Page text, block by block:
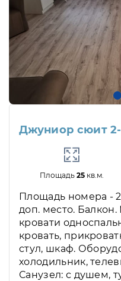
Джуниор сюит
Площадь 25кв.м.
Площадь номера -
доп. место.
кровати
кровать,
стул, шкаф.
холодильник,
Санузел: с душем,